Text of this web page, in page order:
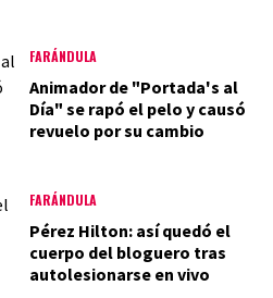
FARÁNDULA
Animador de "Portada's al
Día" se rapó el pelo y causó
revuelo por su cambio
FARÁNDULA
Pérez Hilton: así quedó el
cuerpo del bloguero tras
autolesionarse en vivo